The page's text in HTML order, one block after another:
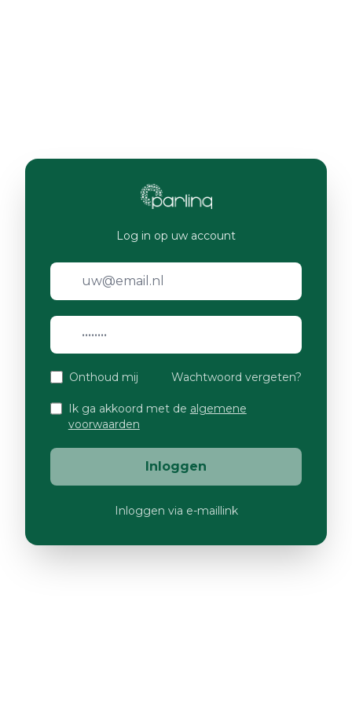
Log in op uw account
Onthoud mij Wachtwoord vergeten?
Ik ga akkoord met de algemene
voorwaarden
Inloggen
Inloggen via e-maillink